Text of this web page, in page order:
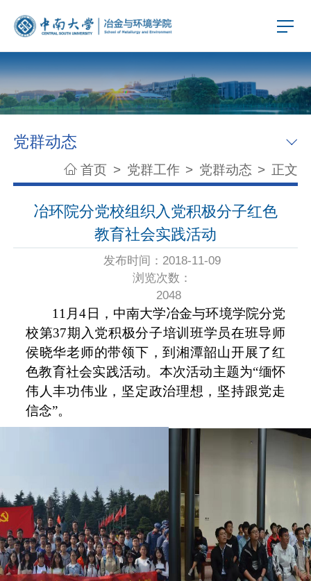
党群动态
首页 > 党群工作 > 党群动态 > 正文
冶环院分党校组织入党积极分子红色
教育社会实践活动
发布时间：2018-11-09
浏览次数：
2048
11月4日，中南大学冶金与环境学院分党
校第37期入党积极分子培训班学员在班导师
侯晓华老师的带领下，到湘潭韶山开展了红
色教育社会实践活动。本次活动主题为“缅怀
伟人丰功伟业，坚定政治理想，坚持跟党走
信念”。